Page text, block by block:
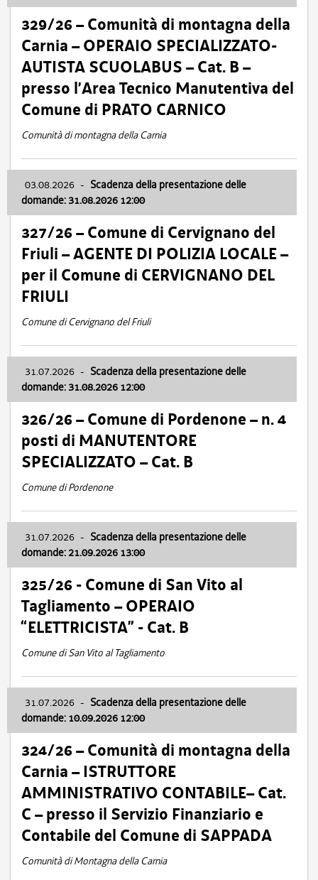
329/26 – Comunità di montagna della
Carnia – OPERAIO SPECIALIZZATO-
AUTISTA SCUOLABUS – Cat. B –
presso l’Area Tecnico Manutentiva del
Comune di PRATO CARNICO
Comunità di montagna della Carnia
03.08.2026 - Scadenza della presentazione delle
domande: 31.08.2026 12:00
327/26 – Comune di Cervignano del
Friuli – AGENTE DI POLIZIA LOCALE –
per il Comune di CERVIGNANO DEL
FRIULI
Comune di Cervignano del Friuli
31.07.2026 - Scadenza della presentazione delle
domande: 31.08.2026 12:00
326/26 – Comune di Pordenone – n. 4
posti di MANUTENTORE
SPECIALIZZATO – Cat. B
Comune di Pordenone
31.07.2026 - Scadenza della presentazione delle
domande: 21.09.2026 13:00
325/26 - Comune di San Vito al
Tagliamento – OPERAIO
“ELETTRICISTA” - Cat. B
Comune di San Vito al Tagliamento
31.07.2026 - Scadenza della presentazione delle
domande: 10.09.2026 12:00
324/26 – Comunità di montagna della
Carnia – ISTRUTTORE
AMMINISTRATIVO CONTABILE– Cat.
C – presso il Servizio Finanziario e
Contabile del Comune di SAPPADA
Comunità di Montagna della Carnia